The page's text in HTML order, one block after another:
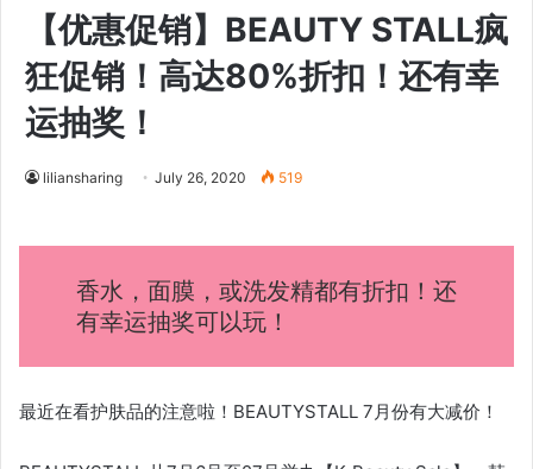
【优惠促销】BEAUTY STALL疯
狂促销！高达80%折扣！还有幸
运抽奖！
liliansharing July 26, 2020 519
香水，面膜，或洗发精都有折扣！还
有幸运抽奖可以玩！
最近在看护肤品的注意啦！BEAUTYSTALL 7月份有大减价！